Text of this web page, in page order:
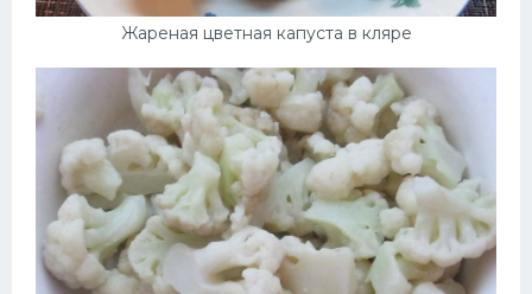
Жареная цветная капуста в кляре